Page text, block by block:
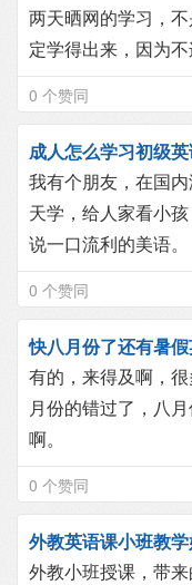
两天晒网的学习，
定学得出来，因为不
0 个赞同
成人怎么学习初级英
我有个朋友，在国
天学，给人家看小
说一口流利的美语。
0 个赞同
快八月份了还有暑
有的，来得及啊，
月份的错过了，八
啊。
0 个赞同
外教英语课小班教
外教小班授课，带